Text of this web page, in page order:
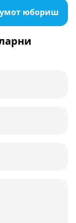
юбориш